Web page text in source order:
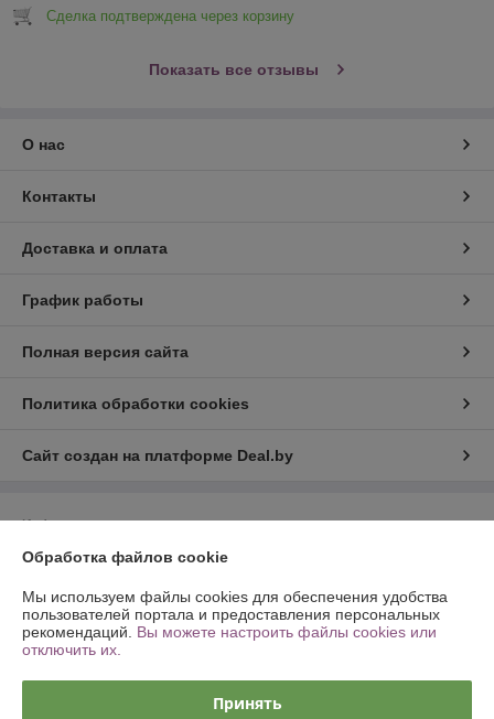
Сделка подтверждена через корзину
Показать все отзывы
О нас
Контакты
Доставка и оплата
График работы
Полная версия сайта
Политика обработки cookies
Сайт создан на платформе Deal.by
Информация для покупателя
Индивидуальный предприниматель:
г. Минск ул. Ландера 54 кв.47
Регистрационный номер ЕГР: 192031147
Регистрационный орган: Минский горисполком
Обработка файлов cookie
Мы используем файлы cookies для обеспечения удобства
пользователей портала и предоставления персональных
рекомендаций. Вы можете настроить файлы cookies или
отключить их.
Принять